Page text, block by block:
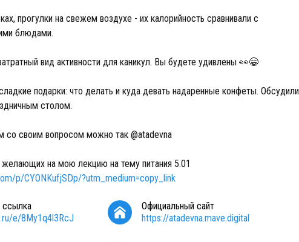
прогулки на свежем воздухе - их калорийность сравнивали с
блюдами.
вид активности для каникул. Вы будете удивлены 👀😁
подарки: что делать и куда девать надаренные конфеты. Обсудили
столом.
со своим вопросом можно так @atadevna
на мою лекцию на тему питания 5.01
p/CYONKufjSDp/?utm_medium=copy_link
ссылка
e/8My1q4l3RcJ
Официальный сайт
https://atadevna.mave.digital